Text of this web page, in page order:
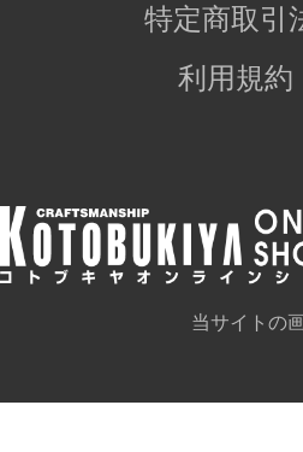
特定商取引
利用規約
当サイトの